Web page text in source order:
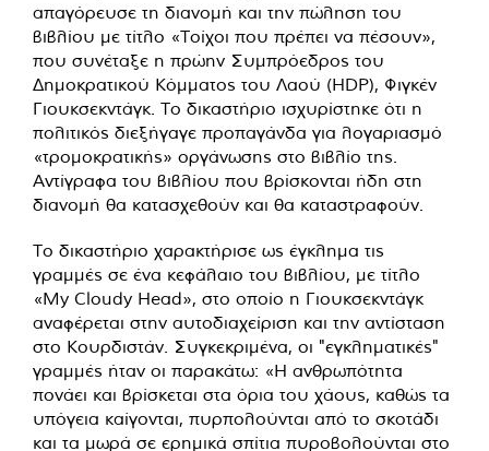
απαγόρευσε τη διανομή και την πώληση του
βιβλίου με τίτλο «Τοίχοι που πρέπει να πέσουν»,
που συνέταξε η πρώην Συμπρόεδρος του
Δημοκρατικού Κόμματος του Λαού (HDP), Φιγκέν
Γιουκσεκντάγκ. Το δικαστήριο ισχυρίστηκε ότι η
πολιτικός διεξήγαγε προπαγάνδα για λογαριασμό
«τρομοκρατικής» οργάνωσης στο βιβλίο της.
Αντίγραφα του βιβλίου που βρίσκονται ήδη στη
διανομή θα κατασχεθούν και θα καταστραφούν.
Το δικαστήριο χαρακτήρισε ως έγκλημα τις
γραμμές σε ένα κεφάλαιο του βιβλίου, με τίτλο
«My Cloudy Head», στο οποίο η Γιουκσεκντάγκ
αναφέρεται στην αυτοδιαχείριση και την αντίσταση
στο Κουρδιστάν. Συγκεκριμένα, οι "εγκληματικές"
γραμμές ήταν οι παρακάτω: «Η ανθρωπότητα
πονάει και βρίσκεται στα όρια του χάους, καθώς τα
υπόγεια καίγονται, πυρπολούνται από το σκοτάδι
και τα μωρά σε ερημικά σπίτια πυροβολούνται στο